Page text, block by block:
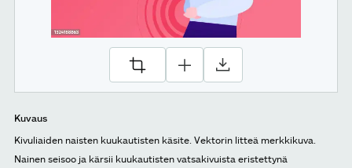
Kuvaus
Kivuliaiden naisten kuukautisten käsite. Vektorin litteä merkkikuva.
Nainen seisoo ja kärsii kuukautisten vatsakivuista eristettynä